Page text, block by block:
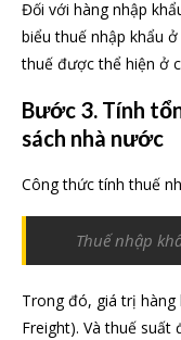
Đối với hàng nhập
biểu thuế nhập khẩu ở
thuế được thể hiện ở
Bước 3. Tính
sách nhà nước
Công thức tính thuế
Thuế nhập
Trong đó, giá trị hàng
Freight). Và thuế